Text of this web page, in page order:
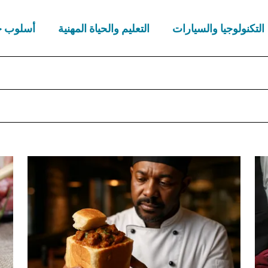
أسلوب التعليم والحياة المهنية التكنولوجيا والسيارات